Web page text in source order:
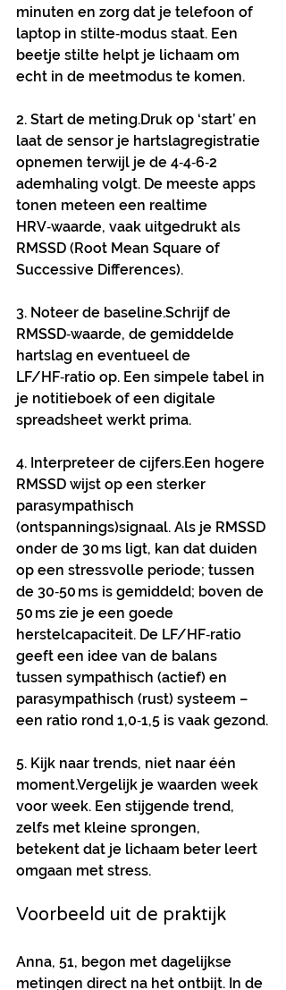
minuten en zorg dat je telefoon of
laptop in stilte‑modus staat. Een
beetje stilte helpt je lichaam om
echt in de meetmodus te komen.
2. Start de meting.Druk op ‘start’ en
laat de sensor je hartslagregistratie
opnemen terwijl je de 4‑4‑6‑2
ademhaling volgt. De meeste apps
tonen meteen een realtime
HRV‑waarde, vaak uitgedrukt als
RMSSD (Root Mean Square of
Successive Differences).
3. Noteer de baseline.Schrijf de
RMSSD‑waarde, de gemiddelde
hartslag en eventueel de
LF/HF‑ratio op. Een simpele tabel in
je notitieboek of een digitale
spreadsheet werkt prima.
4. Interpreteer de cijfers.Een hogere
RMSSD wijst op een sterker
parasympathisch
(ontspannings)signaal. Als je RMSSD
onder de 30 ms ligt, kan dat duiden
op een stressvolle periode; tussen
de 30‑50 ms is gemiddeld; boven de
50 ms zie je een goede
herstelcapaciteit. De LF/HF‑ratio
geeft een idee van de balans
tussen sympathisch (actief) en
parasympathisch (rust) systeem –
een ratio rond 1,0‑1,5 is vaak gezond.
5. Kijk naar trends, niet naar één
moment.Vergelijk je waarden week
voor week. Een stijgende trend,
zelfs met kleine sprongen,
betekent dat je lichaam beter leert
omgaan met stress.
Voorbeeld uit de praktijk
Anna, 51, begon met dagelijkse
metingen direct na het ontbijt. In de